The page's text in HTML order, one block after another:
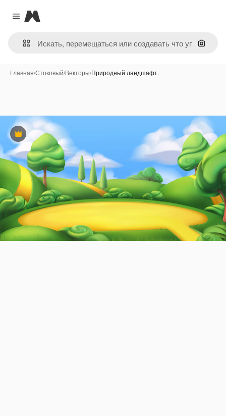
Close menu
Magnific
Поиск
Главная/Стоковый/Векторы/Природный ландшафт.
Премиум